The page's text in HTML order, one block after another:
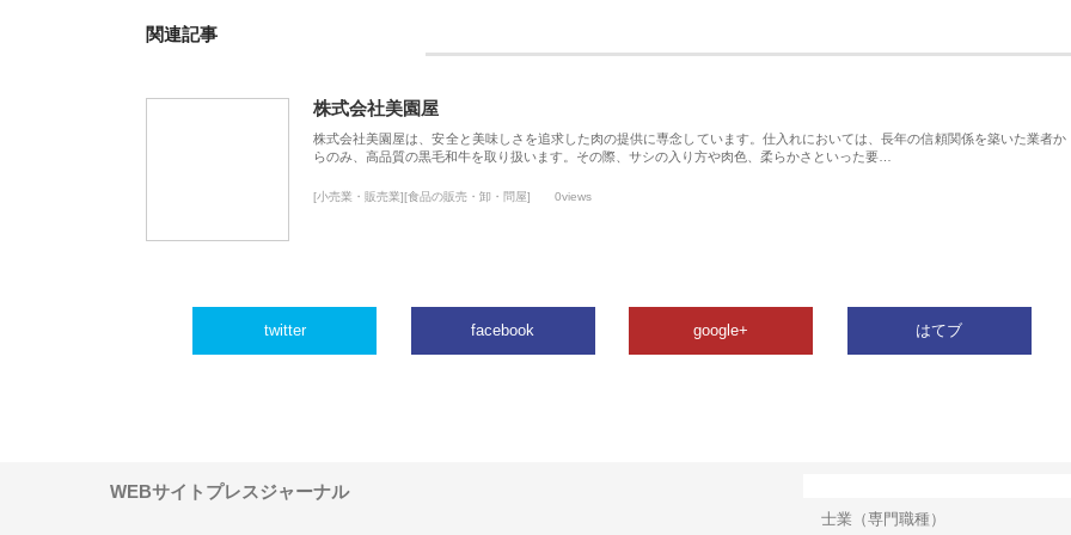
関連記事
株式会社美園屋
株式会社美園屋は、安全と美味しさを追求した肉の提供に専念しています。仕入れにおいては、長年の信頼関係を築いた業者か
らのみ、高品質の黒毛和牛を取り扱います。その際、サシの入り方や肉色、柔らかさといった要…
[小売業・販売業][食品の販売・卸・問屋] 0views
twitter facebook google+ はてブ
WEBサイトプレスジャーナル
士業（専門職種）